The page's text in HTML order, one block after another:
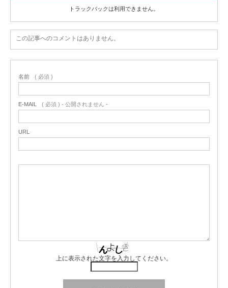
トラックバックは利用できません。
この記事へのコメントはありません。
名前 ( 必須 )
E-MAIL ( 必須 ) - 公開されません -
URL
上に表示された文字を入力してください。